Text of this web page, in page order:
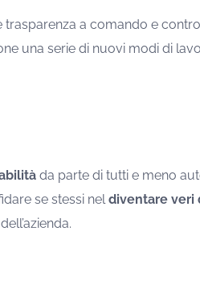
a comando e
una serie di nuovi modi di
da parte di tutti e meno
se stessi neldiventare veri